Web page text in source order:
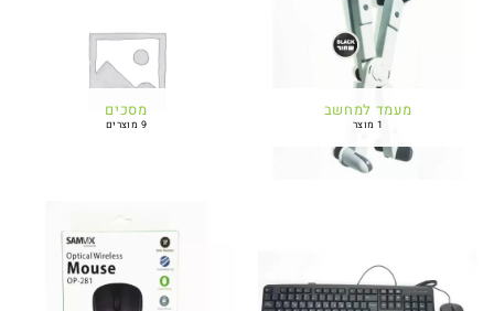
מעמד למחשב
1 מוצר
מסכים
9 מוצרים